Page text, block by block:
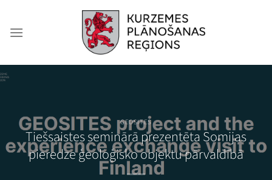
content
GEOSITES
Tiešsaistes seminārā prezentēta Somijas
pieredze ģeoloģisko objektu pārvaldībā